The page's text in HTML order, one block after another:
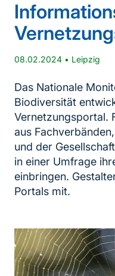
08.02.2024 • Leipzig
Das Nationale
Biodiversität
Vernetzungsportal.
aus
und der
in einer Umfrage
einbringen.
Portals mit.